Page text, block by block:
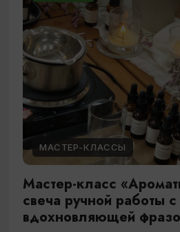
МАСТЕР-КЛАССЫ
Мастер-класс
свеча ручной работы с
вдохновляющей